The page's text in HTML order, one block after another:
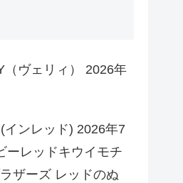
（ヴェリィ） 2026年
インレッド) 2026年7
ーレッドキウイモチ
ザーズ レッドのぬ